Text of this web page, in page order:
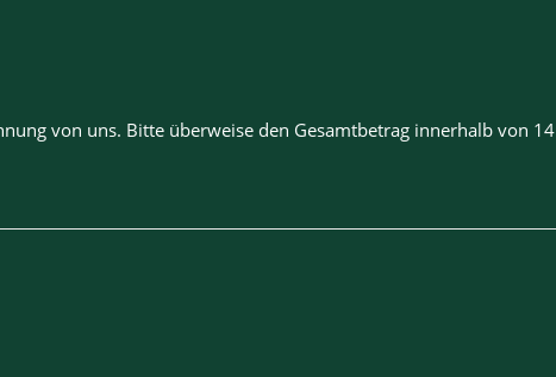
von uns. Bitte überweise den Gesamtbetrag innerhalb von 14